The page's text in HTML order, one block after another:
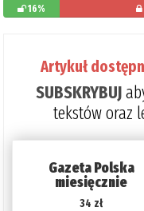
16%
Artykuł
SUBSKRYBUJ
tekstów oraz
Gazeta Polska
miesięcznie
34 zł